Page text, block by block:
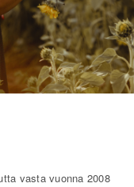
vasta vuonna 2008